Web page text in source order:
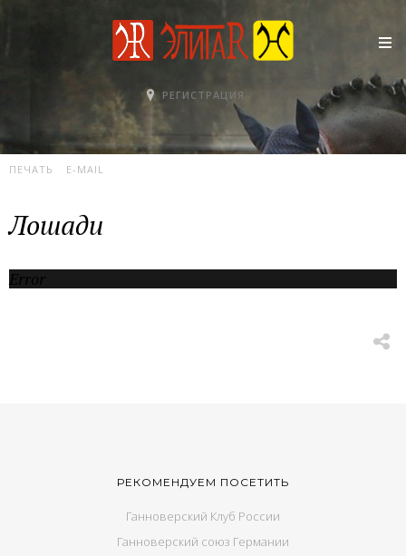
РЕГИСТРАЦИЯ
12 ИЮНЯ 2007 ФОТОГАЛЕРЕЯ
ПРОСМОТРОВ: 1111244
ПЕЧАТЬ
E-MAIL
Лошади
Error
РЕКОМЕНДУЕМ ПОСЕТИТЬ
Ганноверский Клуб России
Ганноверский союз Германии